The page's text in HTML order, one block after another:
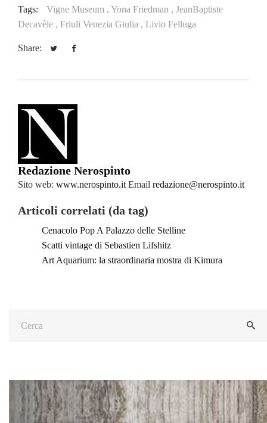
Tags: Vigne Museum , Yona Friedman , JeanBaptiste
Decavèle , Friuli Venezia Giulia , Livio Felluga
Share:
Redazione Nerospinto
Sito web: www.nerospinto.it Email redazione@nerospinto.it
Articoli correlati (da tag)
Cenacolo Pop A Palazzo delle Stelline
Scatti vintage di Sebastien Lifshitz
Art Aquarium: la straordinaria mostra di Kimura